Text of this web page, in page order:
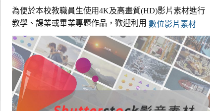
為便於本校教職員生使用4K及高畫質(HD)影片素材進行
教學、課業或畢業專題作品，歡迎利用 數位影片素材